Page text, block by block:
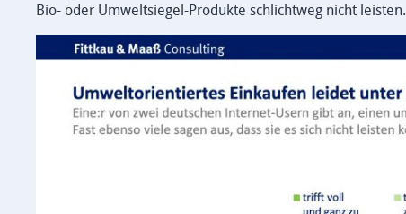
Bio- oder Umweltsiegel-Produkte schlichtweg nicht leisten.